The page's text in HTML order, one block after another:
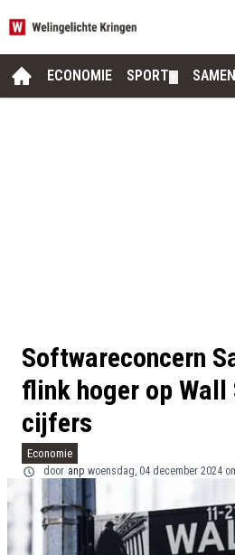
ECONOMIE SPORT
Softwareconcern
flink hoger op Wall
cijfers
Economie
door anp woensdag, 04 december 2024